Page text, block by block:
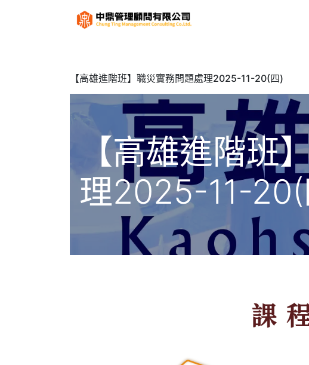
【高雄進階班】職災實務問題處理2025-11-20(四)
【高雄進階班
理2025-11-20(